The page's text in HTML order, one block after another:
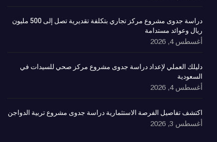
دراسة جدوى مشروع مركز تجاري بتكلفة تقديرية تصل إلى 500 مليون
ريال وعوائد مستدامة
أغسطس 4, 2026
دليلك العملي لإعداد دراسة جدوى مشروع مركز صحي للسيدات في
السعودية
أغسطس 4, 2026
اكتشف تفاصيل الفرصة الاستثمارية دراسة جدوى مشروع تربية الدواجن
أغسطس 3, 2026